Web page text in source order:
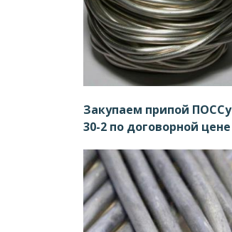
Закупаем припой ПОССу
30-2 по договорной цене